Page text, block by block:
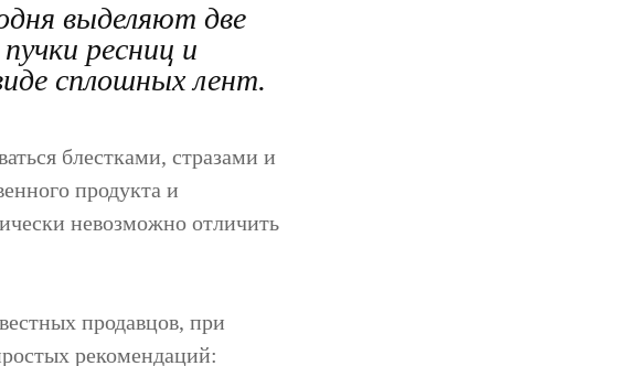
выделяют две
ресниц и
сплошных лент.
блестками, стразами и
продукта и
невозможно отличить
продавцов, при
рекомендаций: